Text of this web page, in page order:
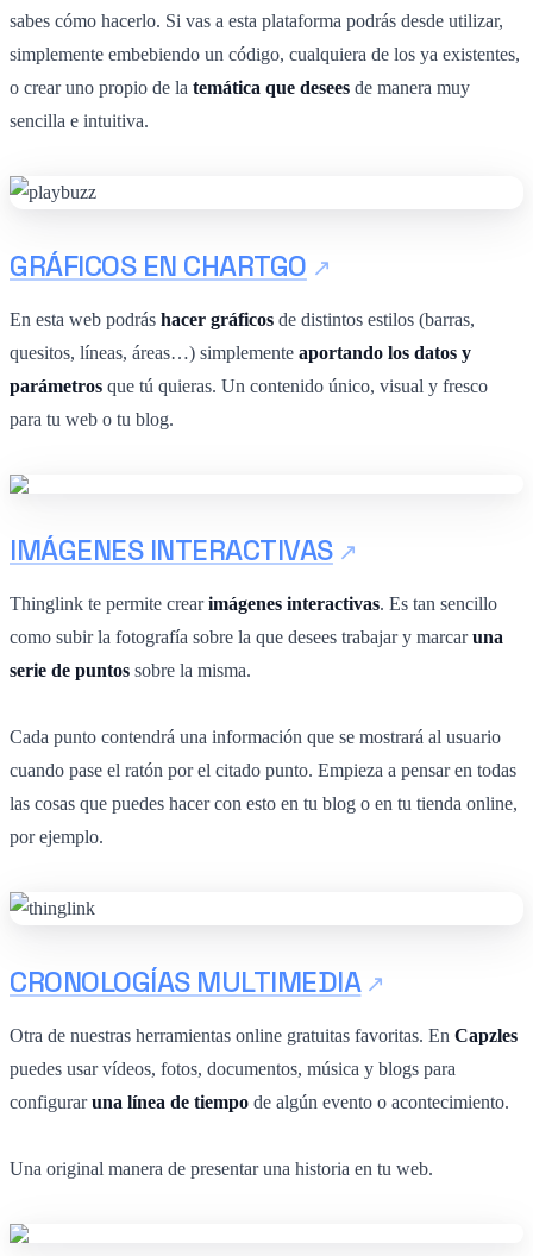
sabes cómo hacerlo. Si vas a esta plataforma podrás desde utilizar,
simplemente embebiendo un código, cualquiera de los ya existentes,
o crear uno propio de la temática que desees de manera muy
sencilla e intuitiva.
GRÁFICOS EN CHARTGO
En esta web podrás hacer gráficos de distintos estilos (barras,
quesitos, líneas, áreas…) simplemente aportando los datos y
parámetros que tú quieras. Un contenido único, visual y fresco
para tu web o tu blog.
IMÁGENES INTERACTIVAS
Thinglink te permite crearimágenes interactivas. Es tan sencillo
como subir la fotografía sobre la que desees trabajar y marcaruna
serie de puntos sobre la misma.
Cada punto contendrá una información que se mostrará al usuario
cuando pase el ratón por el citado punto. Empieza a pensar en todas
las cosas que puedes hacer con esto en tu blog o en tu tienda online,
por ejemplo.
CRONOLOGÍAS MULTIMEDIA
Otra de nuestras herramientas online gratuitas favoritas. En Capzles
puedes usar vídeos, fotos, documentos, música y blogs para
configuraruna línea de tiempo de algún evento o acontecimiento.
Una original manera de presentar una historia en tu web.